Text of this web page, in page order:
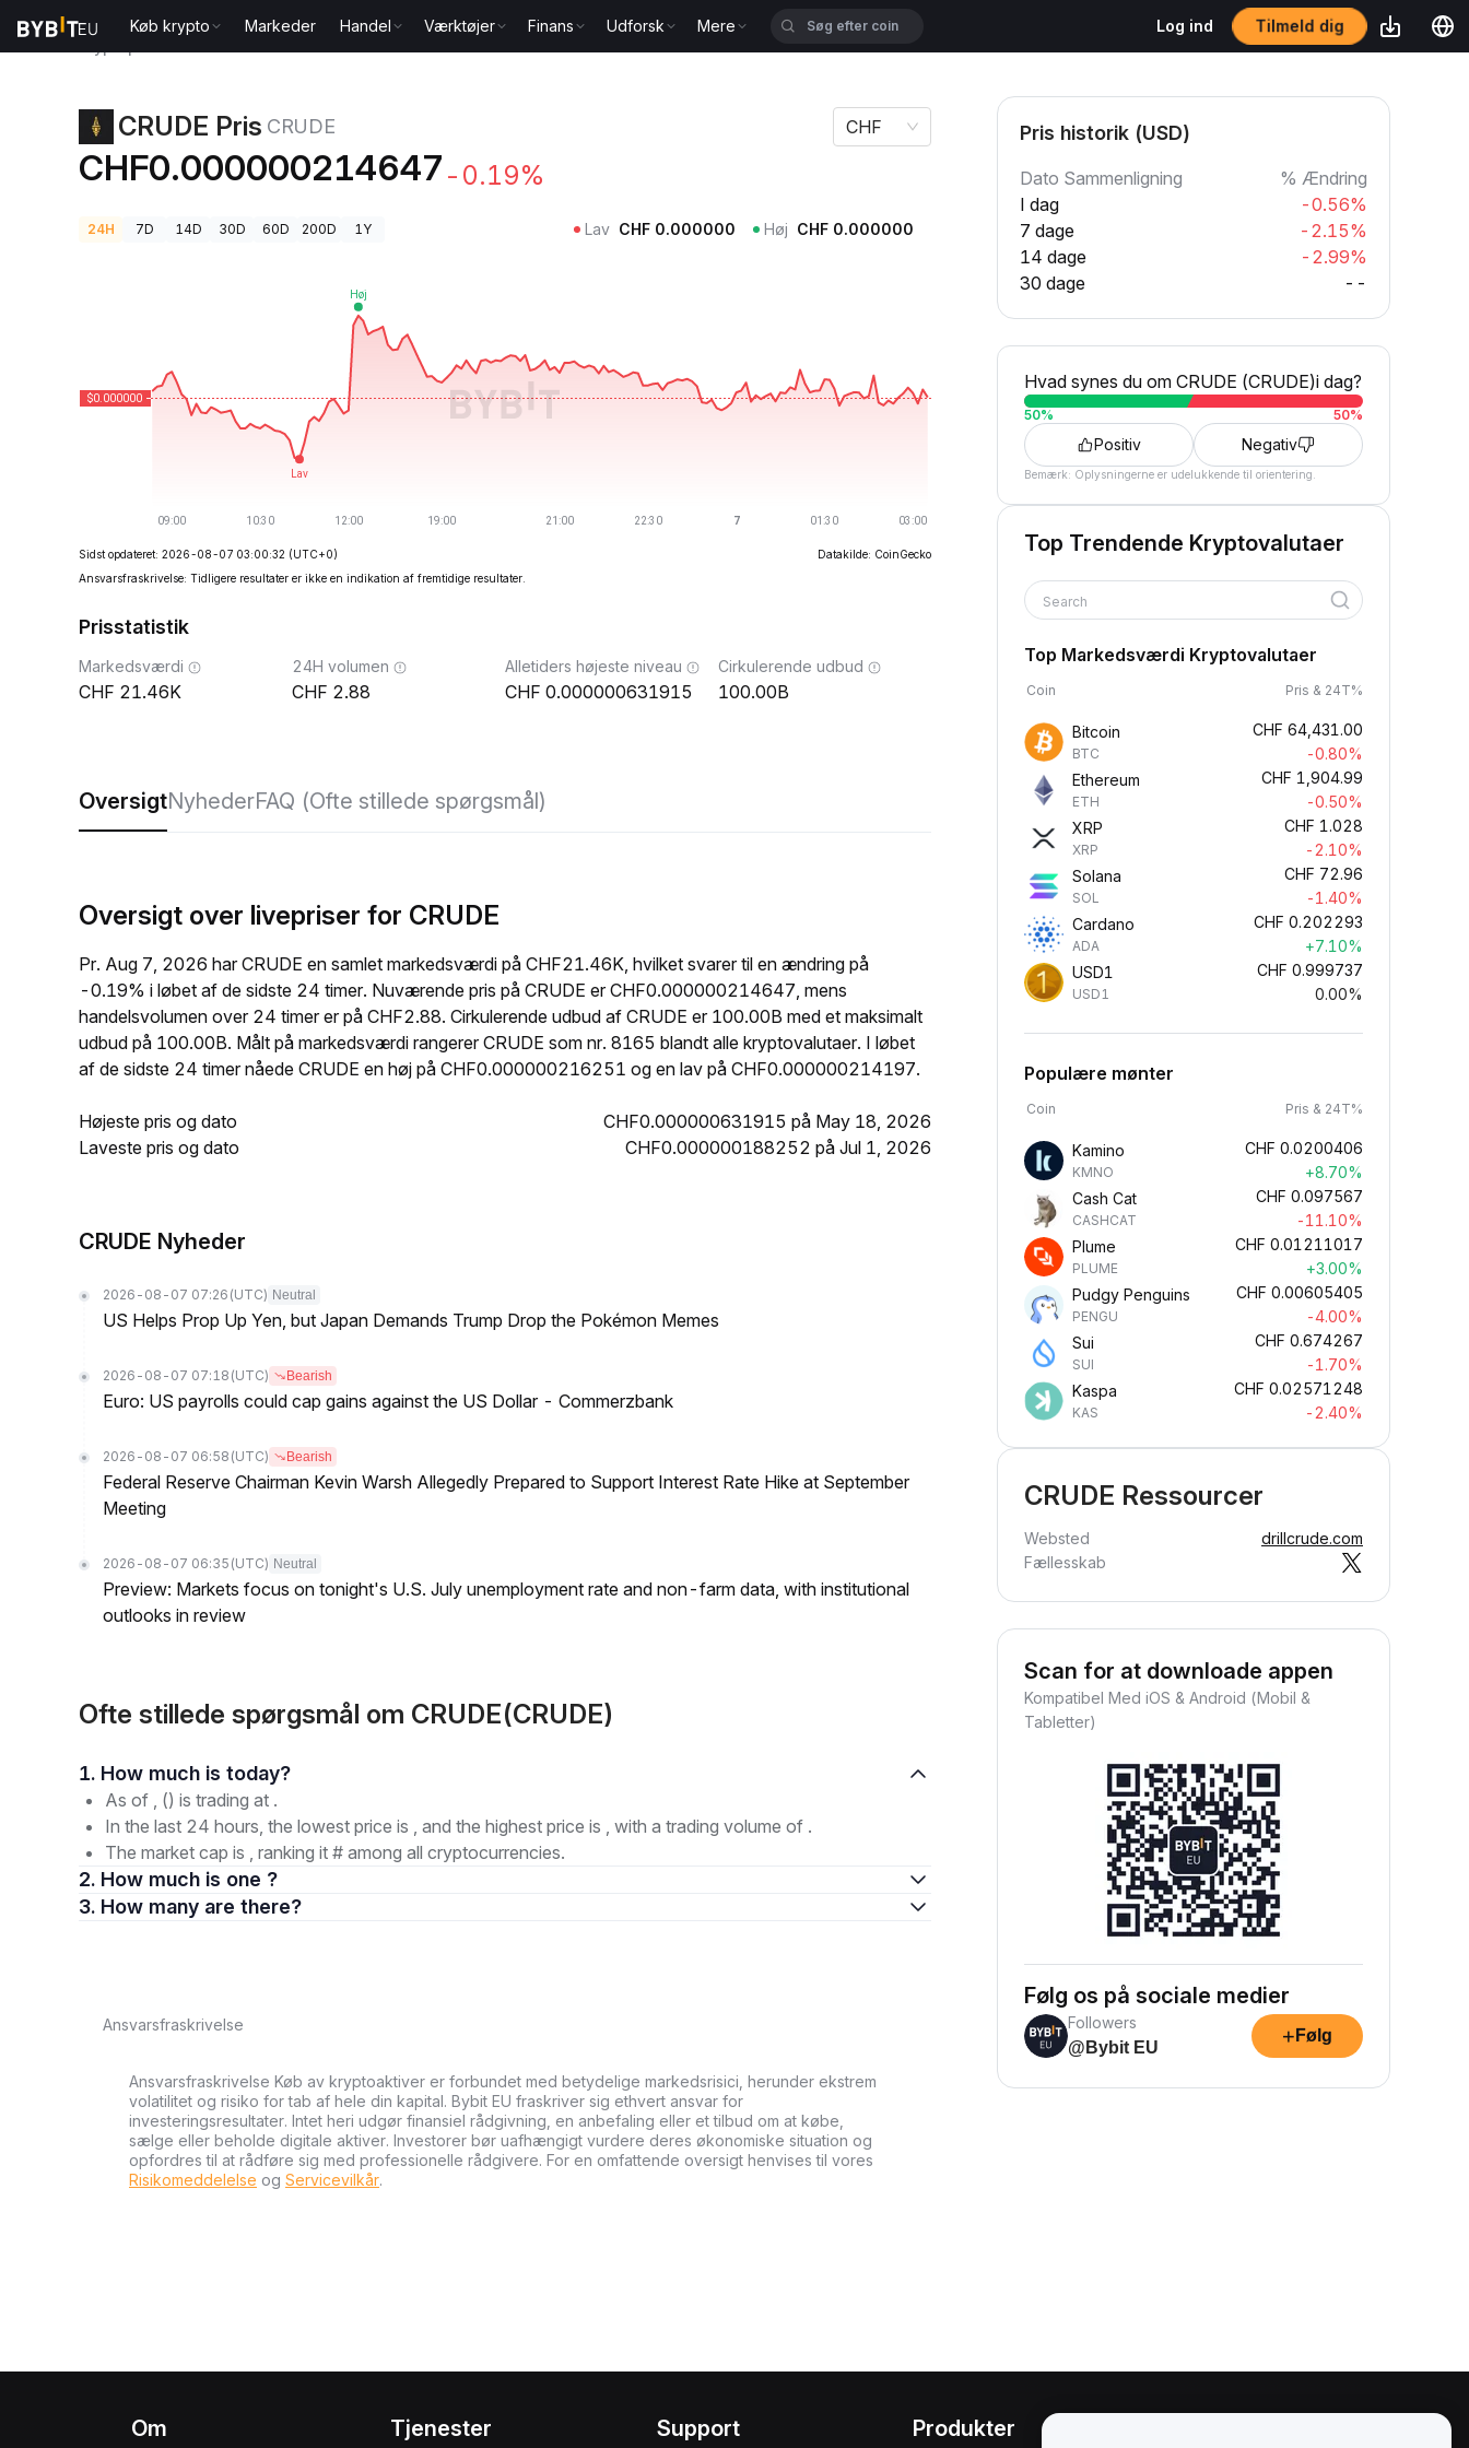
Køb krypto Markeder Handel Værktøjer Finans Udforsk Mere Log ind Tilmeld dig
CRUDE Pris CRUDE
CHF0.000000214647 -0.19%
CHF
24H 7D 14D 30D 60D 200D 1Y Lav CHF 0.000000 Høj CHF 0.000000
Sidst opdateret: 2026-08-07 03:00:32 (UTC+0)
Datakilde: CoinGecko
Ansvarsfraskrivelse: Tidligere resultater er ikke en indikation af fremtidige resultater.
Prisstatistik
Markedsværdi
21.46K
24H volumen
2.88
Alletiders højeste niveau
0.000000631915
Cirkulerende udbud
100.00B
OversigtNyhederFAQ (Ofte stillede spørgsmål)
Oversigt over livepriser for CRUDE
Pr. Aug 7, 2026 har CRUDE en samlet markedsværdi på CHF21.46K, hvilket svarer til en ændring på
-0.19% i løbet af de sidste 24 timer. Nuværende pris på CRUDE er CHF0.000000214647, mens
handelsvolumen over 24 timer er på CHF2.88. Cirkulerende udbud af CRUDE er 100.00B med et maksimalt
udbud på 100.00B. Målt på markedsværdi rangerer CRUDE som nr. 8165 blandt alle kryptovalutaer. I løbet
af de sidste 24 timer nåede CRUDE en høj på CHF0.000000216251 og en lav på CHF0.000000214197.
Højeste pris og dato
CHF0.000000631915 på May 18, 2026
Laveste pris og dato
CHF0.000000188252 på Jul 1, 2026
CRUDE Nyheder
2026-08-07 07:26 (UTC) Neutral
US Helps Prop Up Yen, but Japan Demands Trump Drop the Pokémon Memes
2026-08-07 07:18 (UTC) Bearish
Euro: US payrolls could cap gains against the US Dollar - Commerzbank
2026-08-07 06:58 (UTC) Bearish
Federal Reserve Chairman Kevin Warsh Allegedly Prepared to Support Interest Rate Hike at September
Meeting
2026-08-07 06:35 (UTC) Neutral
Preview: Markets focus on tonight's U.S. July unemployment rate and non-farm data, with institutional
outlooks in review
Ofte stillede spørgsmål om CRUDE(CRUDE)
1. How much is today?
As of , () is trading at .
In the last 24 hours, the lowest price is , and the highest price is , with a trading volume of .
The market cap is , ranking it # among all cryptocurrencies.
2. How much is one ?
3. How many are there?
Ansvarsfraskrivelse
Ansvarsfraskrivelse Køb av kryptoaktiver er forbundet med betydelige markedsrisici, herunder ekstrem
volatilitet og risiko for tab af hele din kapital. Bybit EU fraskriver sig ethvert ansvar for
investeringsresultater. Intet heri udgør finansiel rådgivning, en anbefaling eller et tilbud om at købe,
sælge eller beholde digitale aktiver. Investorer bør uafhængigt vurdere deres økonomiske situation og
opfordres til at rådføre sig med professionelle rådgivere. For en omfattende oversigt henvises til vores
Risikomeddelelse og Servicevilkår.
Pris historik (USD)
Dato Sammenligning
% Ændring
I dag
-0.56%
7 dage
-2.15%
14 dage
-2.99%
30 dage
--
Hvad synes du om CRUDE (CRUDE)i dag?
50% 50%
Positiv Negativ
Bemærk: Oplysningerne er udelukkende til orientering.
Top Trendende Kryptovalutaer
Search
Top Markedsværdi Kryptovalutaer
Coin Pris & 24T%
Bitcoin
BTC
CHF 64,431.00
-0.80%
Ethereum
ETH
CHF 1,904.99
-0.50%
XRP
XRP
CHF 1.028
-2.10%
Solana
SOL
CHF 72.96
-1.40%
Cardano
ADA
CHF 0.202293
+7.10%
USD1
USD1
CHF 0.999737
0.00%
Populære mønter
Coin Pris & 24T%
Kamino
KMNO
CHF 0.0200406
+8.70%
Cash Cat
CASHCAT
CHF 0.097567
-11.10%
Plume
PLUME
CHF 0.01211017
+3.00%
Pudgy Penguins
PENGU
CHF 0.00605405
-4.00%
Sui
SUI
CHF 0.674267
-1.70%
Kaspa
KAS
CHF 0.02571248
-2.40%
CRUDE Ressourcer
Websted
drillcrude.com
Fællesskab
Scan for at downloade appen
Kompatibel Med iOS & Android (Mobil &
Tabletter)
Følg os på sociale medier
Followers
@Bybit EU
+ Følg
Om Tjenester Support Produkter